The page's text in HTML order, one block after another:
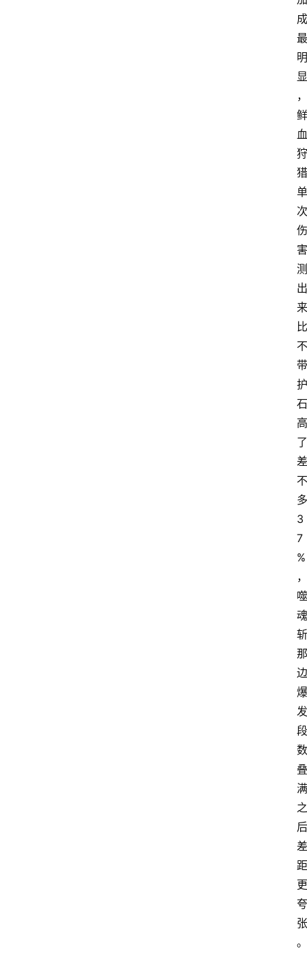
成
最
明
显
，
鲜
血
狩
猎
单
次
伤
害
测
出
来
比
不
带
护
石
高
了
差
不
多
3
7
%
，
噬
魂
斩
那
边
爆
发
段
数
叠
满
之
后
差
距
更
夸
张
。